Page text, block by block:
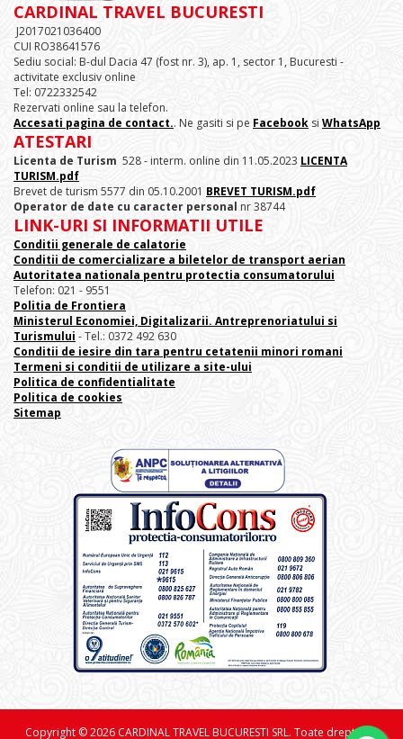
CARDINAL TRAVEL BUCURESTI
J2017021036400
CUI RO38641576
Sediu social: B-dul Dacia 47 (fost nr. 3), ap. 1, sector 1, Bucuresti -
activitate exclusiv online
Tel: 0722332542
Rezervati online sau la telefon.
Accesati pagina de contact.. Ne gasiti si pe Facebook si WhatsApp
ATESTARI
Licenta de Turism 528 - interm. online din 11.05.2023 LICENTA
TURISM.pdf
Brevet de turism 5577 din 05.10.2001 BREVET TURISM.pdf
Operator de date cu caracter personal nr 38744
LINK-URI SI INFORMATII UTILE
Conditii generale de calatorie
Conditii de comercializare a biletelor de transport aerian
Autoritatea nationala pentru protectia consumatorului
Telefon: 021 - 9551
Politia de Frontiera
Ministerul Economiei, Digitalizarii. Antreprenoriatului si
Turismului - Tel.: 0372 492 630
Conditii de iesire din tara pentru cetatenii minori romani
Termeni si conditii de utilizare a site-ului
Politica de confidentialitate
Politica de cookies
Sitemap
Copyright © 2026 CARDINAL TRAVEL BUCURESTI SRL. Toate drepturile